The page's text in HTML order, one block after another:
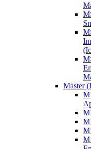
Master